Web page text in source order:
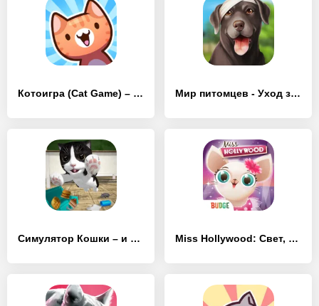
Котоигра (Cat Game) – The Cats Collector! Мир питомцев - Уход за животными
Симулятор Кошки – и друзья Cat Simulator Miss Hollywood: Свет, камера, мода!